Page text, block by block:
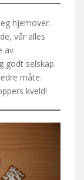
hjemover.
vår alles
av
godt selskap
måte.
kveld!